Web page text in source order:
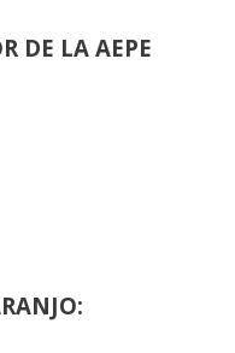
DE LA AEPE